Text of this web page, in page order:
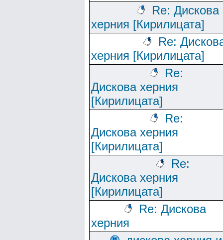
Re: Дискова
херния [Кирилицата]
Re:
херния [Кирилицата]
Re:
Дискова херния
[Кирилицата]
Re:
Дискова херния
[Кирилицата]
Re:
Дискова херния
[Кирилицата]
Re: Дискова
херния